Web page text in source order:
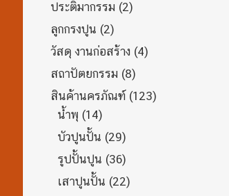
ประติมากรรม (2)
ลูกกรงปูน (2)
วัสดุ งานก่อสร้าง (4)
สถาปัตยกรรม (8)
สินค้านครภัณฑ์ (123)
น้ำพุ (14)
บัวปูนปั้น (29)
รูปปั้นปูน (36)
เสาปูนปั้น (22)